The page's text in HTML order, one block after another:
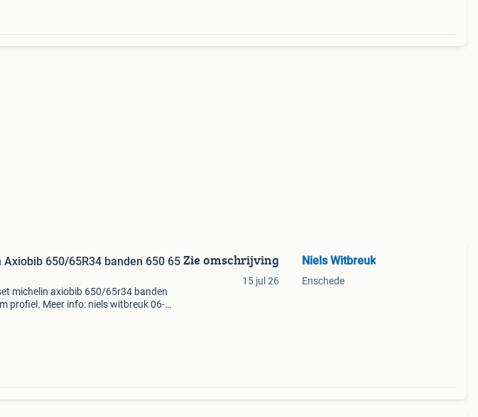
Axiobib 650/65R34 banden 650 65
michelin axiobib 650/65r34 banden
profiel. Meer info: niels witbreuk 06-
Zie omschrijving
15 jul 26
Niels Witbreuk
Enschede